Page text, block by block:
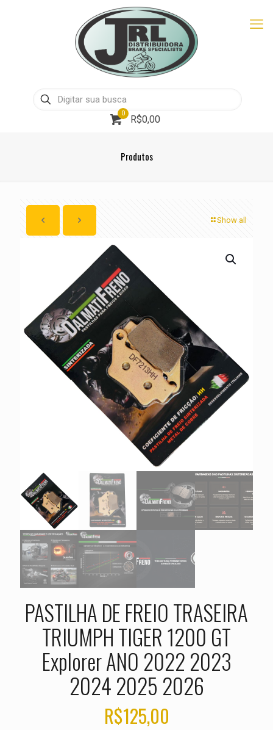
0
R$0,00
Produtos
Show all
PASTILHA DE FREIO TRASEIRA
TRIUMPH TIGER 1200 GT
Explorer ANO 2022 2023
2024 2025 2026
R$125,00